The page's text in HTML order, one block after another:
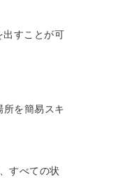
出すことが可
所を簡易スキ
すべての状